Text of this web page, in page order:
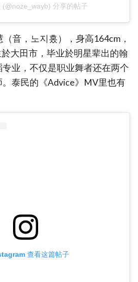
(@noze_wayb) 分享的帖子
音，노지홌），身高164cm，
大田市，毕业於明星辈出的翰
业，不仅是职业舞者还在两个
泰民的《Advice》MV里也有
查看这篇帖子